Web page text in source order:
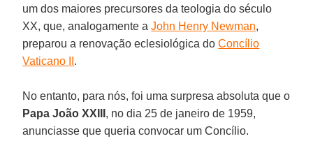
um dos maiores precursores da teologia do século
XX, que, analogamente aJohn Henry Newman,
preparou a renovação eclesiológica doConcílio
Vaticano II .
No entanto, para nós, foi uma surpresa absoluta que o
Papa João XXIII , no dia 25 de janeiro de 1959,
anunciasse que queria convocar um Concílio.